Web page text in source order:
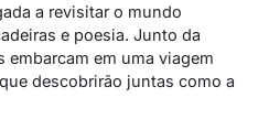
a revisitar o mundo
e poesia. Junto da
embarcam em uma viagem
descobrirão juntas como a